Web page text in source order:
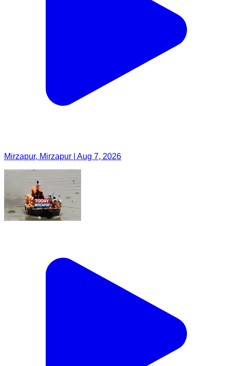
Mirzapur, Mirzapur | Aug 7, 2026